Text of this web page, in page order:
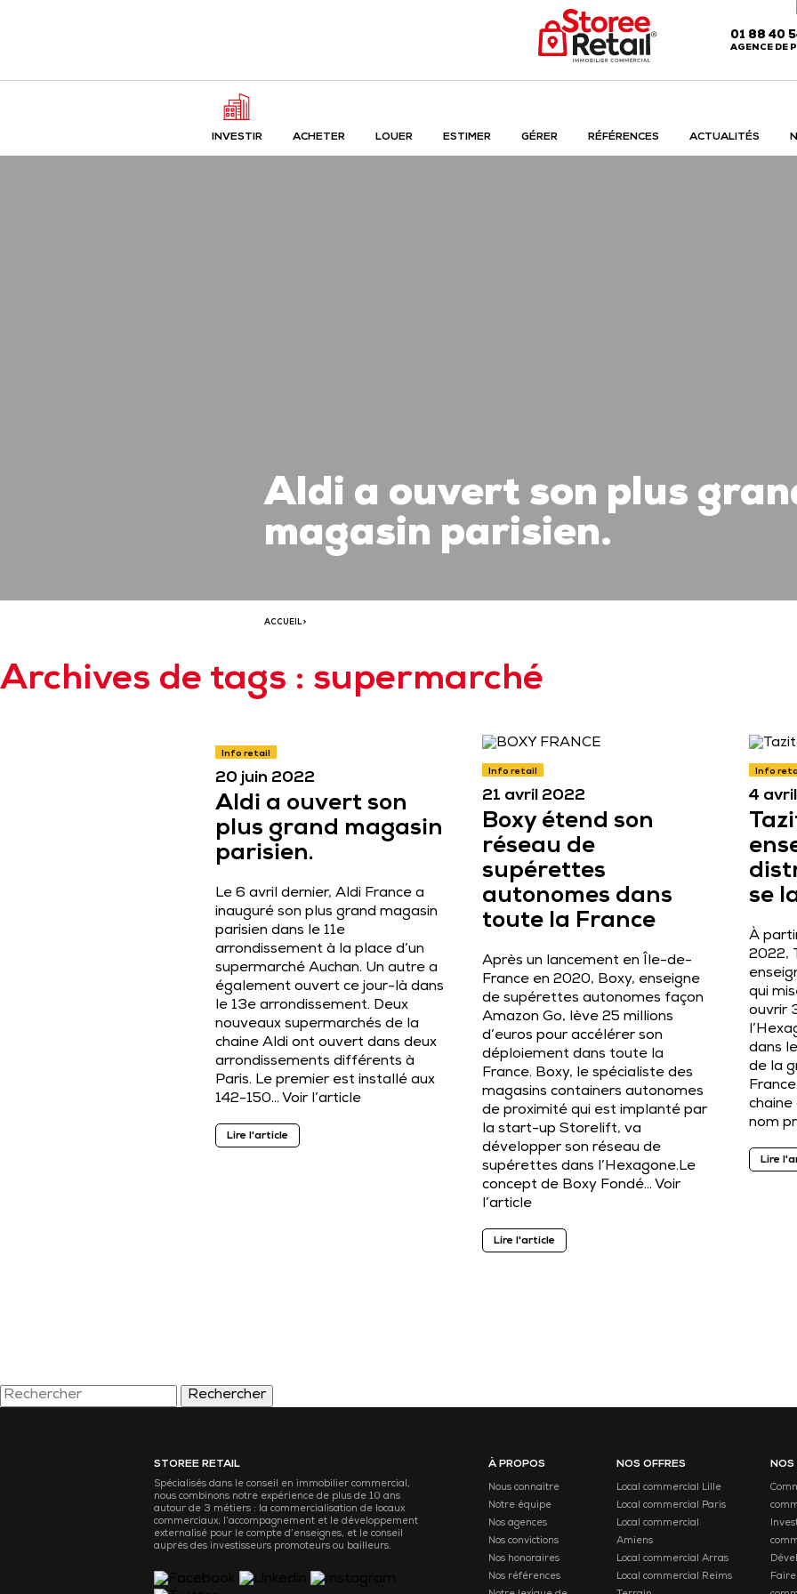
01 88 40
AGENCE DE
INVESTIR ACHETER LOUER ESTIMER GÉRER RÉFÉRENCES ACTUALITÉS
Aldi a ouvert son plus
magasin parisien.
ACCUEIL>
Archives de tags : supermarché
Info retail
20 juin 2022
Aldi a ouvert son
plus grand magasin
parisien.
Le 6 avril dernier, Aldi France a
inauguré son plus grand magasin
parisien dans le 11e
arrondissement à la place d’un
supermarché Auchan. Un autre a
également ouvert ce jour-là dans
le 13e arrondissement. Deux
nouveaux supermarchés de la
chaine Aldi ont ouvert dans deux
arrondissements différents à
Paris. Le premier est installé aux
142-150… Voir l’article
Lire l'article
Info retail
21 avril 2022
Boxy étend son
réseau de
supérettes
autonomes dans
toute la France
Après un lancement en Île-de-
France en 2020, Boxy, enseigne
de supérettes autonomes façon
Amazon Go, lève 25 millions
d’euros pour accélérer son
déploiement dans toute la
France. Boxy, le spécialiste des
magasins containers autonomes
de proximité qui est implanté par
la start-up Storelift, va
développer son réseau de
supérettes dans l’Hexagone.Le
concept de Boxy Fondé… Voir
l’article
Lire l'article
Info
4
se
À
2022,
qui
ouvrir
dans
de la
chaine
nom
Lire
Rechercher
STOREE RETAIL
Spécialisés dans le conseil en immobilier commercial,
nous combinons notre expérience de plus de 10 ans
autour de 3 métiers : la commercialisation de locaux
commerciaux, l’accompagnement et le développement
externalisé pour le compte d’enseignes, et le conseil
auprès des investisseurs promoteurs ou bailleurs.
À PROPOS
Nous connaitre
Notre équipe
Nos agences
Nos convictions
Nos honoraires
Nos références
NOS OFFRES
Local commercial Lille
Local commercial Paris
Local commercial
Amiens
Local commercial Arras
Local commercial Reims
NOS